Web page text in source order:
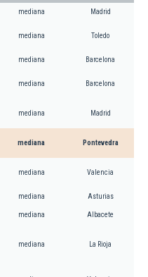
mediana Madrid
mediana Toledo
mediana Barcelona
mediana Barcelona
mediana Madrid
mediana Pontevedra
mediana Valencia
mediana Asturias
mediana Albacete
mediana La Rioja